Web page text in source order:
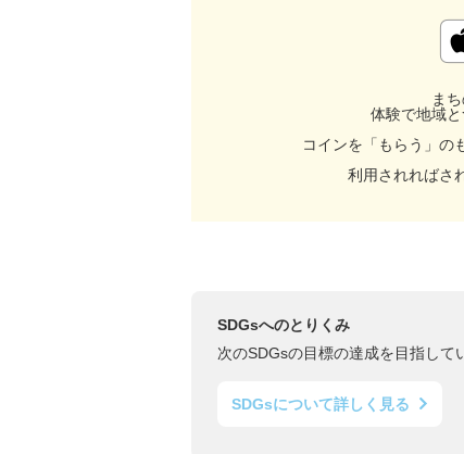
ま
体験で地域
コインを「もらう」の
利用されればさ
SDGsへのとりくみ
次のSDGsの目標の達成を目指して
SDGsについて詳しく見る